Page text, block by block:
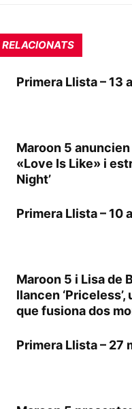
Primera Llista – 13
Maroon 5
«Love Is Like» i
Night’
Primera Llista – 10
Maroon 5 i Lisa de
llancen ‘Priceless’,
que fusiona dos
Primera Llista – 27